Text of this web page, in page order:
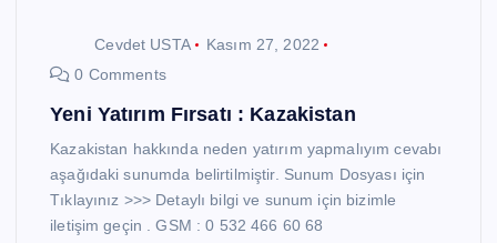
Cevdet USTA
Kasım 27, 2022
0 Comments
Yeni Yatırım Fırsatı : Kazakistan
Kazakistan hakkında neden yatırım yapmalıyım cevabı
aşağıdaki sunumda belirtilmiştir. Sunum Dosyası için
Tıklayınız >>> Detaylı bilgi ve sunum için bizimle
iletişim geçin . GSM : 0 532 466 60 68